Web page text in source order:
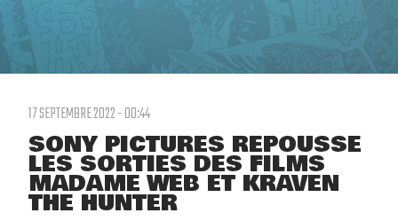
17 SEPTEMBRE 2022 - 00:44
SONY PICTURES REPOUSSE
LES SORTIES DES FILMS
MADAME WEB ET KRAVEN
THE HUNTER